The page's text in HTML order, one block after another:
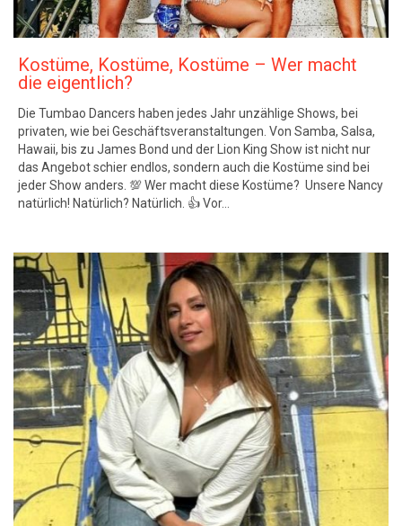
Kostüme, Kostüme, Kostüme – Wer macht
die eigentlich?
Die Tumbao Dancers haben jedes Jahr unzählige Shows, bei
privaten, wie bei Geschäftsveranstaltungen. Von Samba, Salsa,
Hawaii, bis zu James Bond und der Lion King Show ist nicht nur
das Angebot schier endlos, sondern auch die Kostüme sind bei
jeder Show anders. 💯 Wer macht diese Kostüme? ‍‍ Unsere Nancy
natürlich! Natürlich? Natürlich. 👍 Vor…